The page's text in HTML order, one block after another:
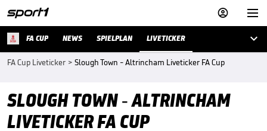


FA CUP NEWS SPIELPLAN LIVETICKER 
FA Cup Liveticker > Slough Town - Altrincham Liveticker FA Cup
SLOUGH TOWN - ALTRINCHAM
LIVETICKER FA CUP